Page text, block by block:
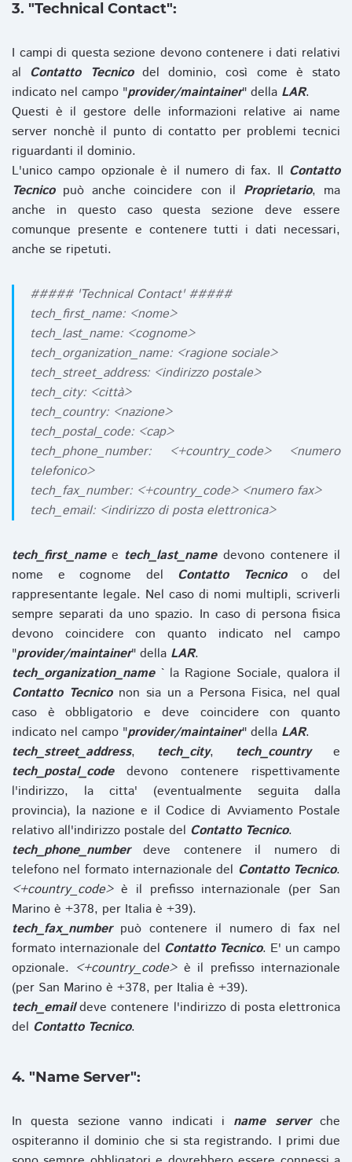
3. "Technical Contact":
I campi di questa sezione devono contenere i dati relativi
al Contatto Tecnicodel dominio, così come è stato
indicato nel campo "provider/maintainer" della LAR.
Questi è il gestore delle informazioni relative ai name
server nonchè il punto di contatto per problemi tecnici
riguardanti il dominio.
L'unico campo opzionale è il numero di fax. Il Contatto
Tecnicopuò anche coincidere con il Proprietario, ma
anche in questo caso questa sezione deve essere
comunque presente e contenere tutti i dati necessari,
anche se ripetuti.
##### 'Technical Contact' #####
tech_first_name: <nome>
tech_last_name: <cognome>
tech_organization_name: <ragione sociale>
tech_street_address: <indirizzo postale>
tech_city: <città>
tech_country: <nazione>
tech_postal_code: <cap>
tech_phone_number: <+country_code> <numero
telefonico>
tech_fax_number: <+country_code> <numero fax>
tech_email: <indirizzo di posta elettronica>
tech_first_namee tech_last_namedevono contenere il
nome e cognome del Contatto Tecnicoo del
rappresentante legale. Nel caso di nomi multipli, scriverli
sempre separati da uno spazio. In caso di persona fisica
devono coincidere con quanto indicato nel campo
"provider/maintainer" della LAR.
tech_organization_name` la Ragione Sociale, qualora il
Contatto Tecniconon sia un a Persona Fisica, nel qual
caso è obbligatorio e deve coincidere con quanto
indicato nel campo "provider/maintainer" della LAR.
tech_street_address, tech_city, tech_countrye
tech_postal_codedevono contenere rispettivamente
l'indirizzo, la citta' (eventualmente seguita dalla
provincia), la nazione e il Codice di Avviamento Postale
relativo all'indirizzo postale del Contatto Tecnico.
tech_phone_numberdeve contenere il numero di
telefono nel formato internazionale del Contatto Tecnico.
<+country_code>è il prefisso internazionale (per San
Marino è +378, per Italia è +39).
tech_fax_numberpuò contenere il numero di fax nel
formato internazionale del Contatto Tecnico. E' un campo
opzionale. <+country_code>è il prefisso internazionale
(per San Marino è +378, per Italia è +39).
tech_emaildeve contenere l'indirizzo di posta elettronica
del Contatto Tecnico.
4. "Name Server":
In questa sezione vanno indicati i name serverche
ospiteranno il dominio che si sta registrando. I primi due